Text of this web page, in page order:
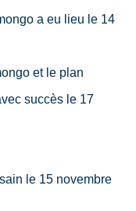
a eu lieu le 14
et le plan
succès le 17
le 15 novembre